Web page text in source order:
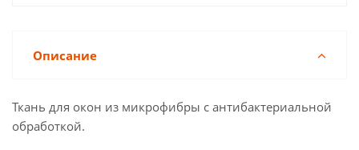
Описание
Ткань для окон из микрофибры с антибактериальной
обработкой.